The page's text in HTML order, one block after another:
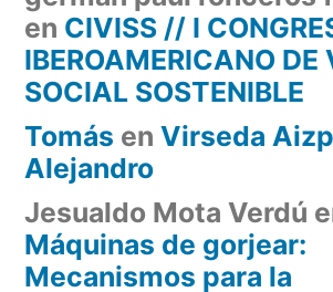
en CIVISS // I
IBEROAMERICANO DE
SOCIAL SOSTENIBLE
Tomás en Virseda
Alejandro
Jesualdo Mota Verdú
Máquinas de gorjear:
Mecanismos para la